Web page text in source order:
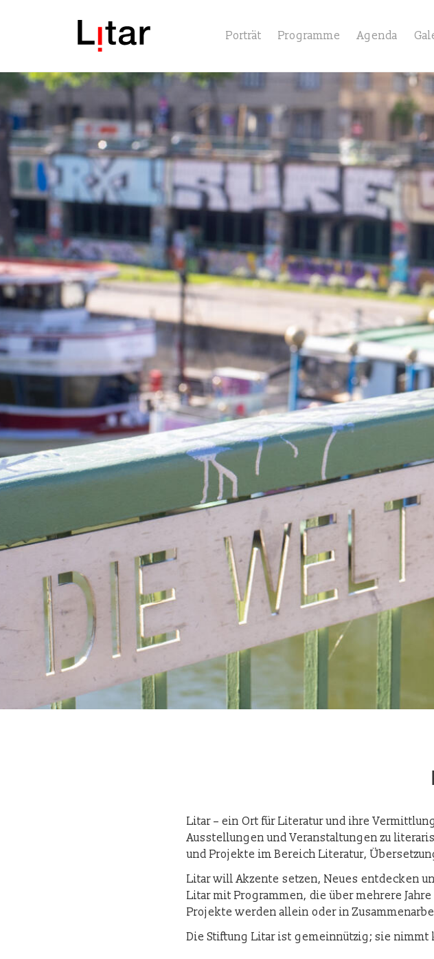
Porträt Programme Agenda
Litar – ein Ort für Literatur und ihre
Ausstellungen und Veranstaltungen zu
und Projekte im Bereich Literatur,
Litar will Akzente setzen, Neues entdecken
Litar mit Programmen, die über mehrere
Projekte werden allein oder in
Die Stiftung Litar ist gemeinnützig; sie